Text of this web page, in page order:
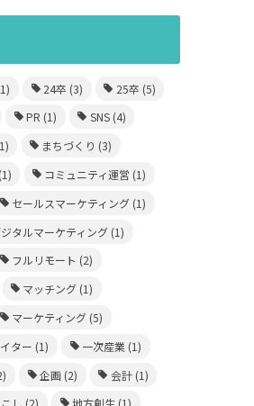
ターン【長期インター
24卒 (3) 25卒 (5)
PR (1) SNS(4)
まちづくり (3)
(1) コミュニティ運営 (1)
セールスマーケティング (1)
タルマーケティング (1)
フルリモート (2)
マッチング (1)
マーケティング (5)
ター (1) 一次産業(1)
企画 (2) 会計(1)